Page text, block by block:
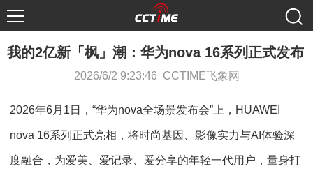
我的2亿新「枫」潮：华为nova 16系列正式发布
2026/6/2 9:23:46 CCTIME飞象网
2026年6月1日，“华为nova全场景发布会”上，HUAWEI
nova 16系列正式亮相，将时尚基因、影像实力与AI体验深
度融合，为爱美、爱记录、爱分享的年轻一代用户，量身打